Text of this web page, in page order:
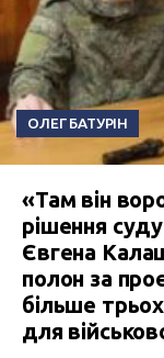
ОЛЕГ БАТУРІН
«Там він
рішення
Євгена
полон за
більше
для